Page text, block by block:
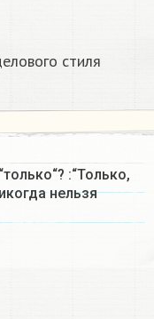
стиля
:“Только,
нельзя